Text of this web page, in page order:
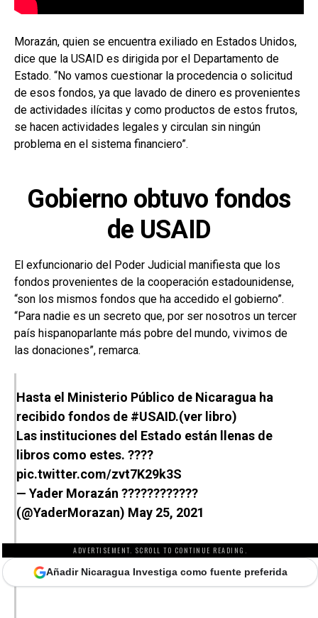
Morazán, quien se encuentra exiliado en Estados Unidos,
dice que la USAID es dirigida por el Departamento de
Estado. “No vamos cuestionar la procedencia o solicitud
de esos fondos, ya que lavado de dinero es provenientes
de actividades ilícitas y como productos de estos frutos,
se hacen actividades legales y circulan sin ningún
problema en el sistema financiero”.
Gobierno obtuvo fondos
de USAID
El exfuncionario del Poder Judicial manifiesta que los
fondos provenientes de la cooperación estadounidense,
“son los mismos fondos que ha accedido el gobierno”.
“Para nadie es un secreto que, por ser nosotros un tercer
país hispanoparlante más pobre del mundo, vivimos de
las donaciones”, remarca.
Hasta el Ministerio Público de Nicaragua ha
recibido fondos de #USAID.(ver libro)
Las instituciones del Estado están llenas de
libros como estes. ????
pic.twitter.com/zvt7K29k3S
— Yader Morazán ????????????
(@YaderMorazan) May 25, 2021
ADVERTISEMENT. SCROLL TO CONTINUE READING.
Añadir Nicaragua Investiga como fuente preferida